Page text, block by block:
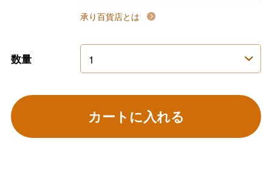
承り百貨店とは
数量
カートに入れる